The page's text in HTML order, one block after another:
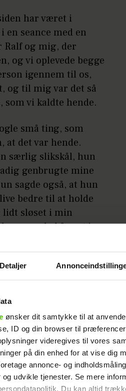
Detaljer
ønsker dit samtykke til at
ID og din browser til
videregives til vores
på din enhed for at vise dig
annonce- og
udvikle tjenester. Se mere
Du kan altid
har været i
en seance med en
Ralf og mig, der
og vi oplevede begge
igennem til os,
og til mig var det så
som vi kaldte hende.
små ting, som
at det var hende.
særlig slikskål, hun
genbrugte mine
sagde også, at hun
bedre til at holde
lidt sløset i min
var glad for, at jeg
clairvoyante i et tv-
at det kunne være
hen til en
og kiggede ud i
så rystede var vi.